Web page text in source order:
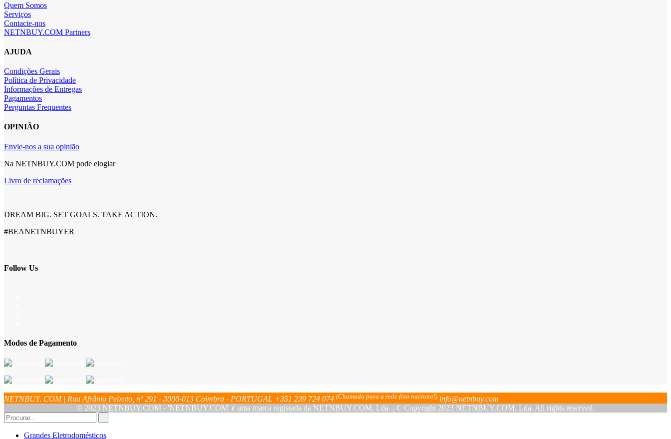
Quem Somos
Serviços
Contacte-nos
NETNBUY.COM Partners
AJUDA
Condições Gerais
Política de Privacidade
Informações de Entregas
Pagamentos
Perguntas Frequentes
OPINIÃO
Envie-nos a sua opinião
Na NETNBUY.COM pode elogiar
Livro de reclamações
DREAM BIG. SET GOALS. TAKE ACTION.
#BEANETNBUYER
Follow Us
Modos de Pagamento
NETNBUY. COM | Rua Afrânio Peixoto, nº 291 - 3000-013 Coimbra - PORTUGAL +351 239 724 074 (Chamada para a rede fixa nacional) info@netnbuy.com
© 2023 NETNBUY.COM - 'NETNBUY.COM' é uma marca registada da NETNBUY.COM, Lda. | © Copyright 2023 NETNBUY.COM, Lda. All rights reserved.
Grandes Eletrodomésticos